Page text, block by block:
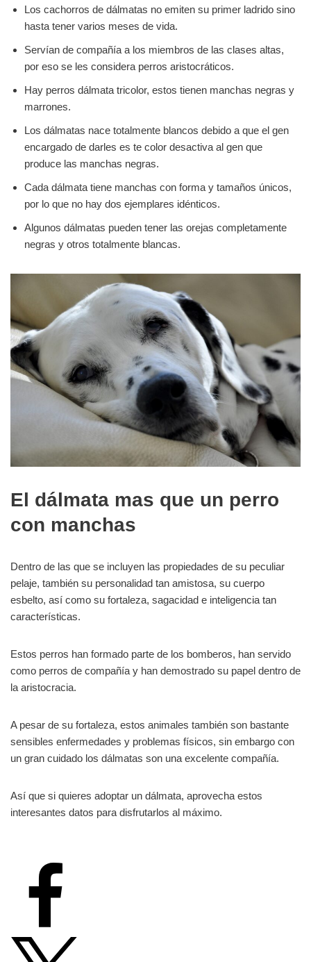
Los cachorros de dálmatas no emiten su primer ladrido sino
hasta tener varios meses de vida.
Servían de compañía a los miembros de las clases altas,
por eso se les considera perros aristocráticos.
Hay perros dálmata tricolor, estos tienen manchas negras y
marrones.
Los dálmatas nace totalmente blancos debido a que el gen
encargado de darles es te color desactiva al gen que
produce las manchas negras.
Cada dálmata tiene manchas con forma y tamaños únicos,
por lo que no hay dos ejemplares idénticos.
Algunos dálmatas pueden tener las orejas completamente
negras y otros totalmente blancas.
El dálmata mas que un perro
con manchas
Dentro de las que se incluyen las propiedades de su peculiar
pelaje, también su personalidad tan amistosa, su cuerpo
esbelto, así como su fortaleza, sagacidad e inteligencia tan
características.
Estos perros han formado parte de los bomberos, han servido
como perros de compañía y han demostrado su papel dentro de
la aristocracia.
A pesar de su fortaleza, estos animales también son bastante
sensibles enfermedades y problemas físicos, sin embargo con
un gran cuidado los dálmatas son una excelente compañía.
Así que si quieres adoptar un dálmata, aprovecha estos
interesantes datos para disfrutarlos al máximo.